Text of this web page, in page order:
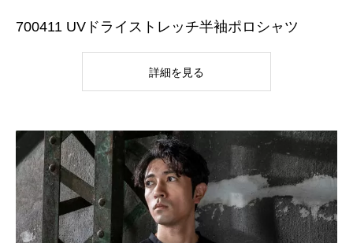
700411 UVドライストレッチ半袖ポロシャツ
詳細を見る